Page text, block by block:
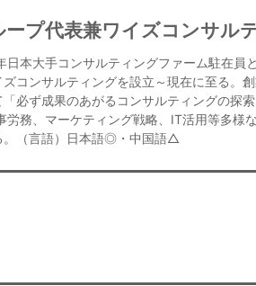
ープ代表兼ワイズコンサル
本大手コンサルティングファーム駐在員
ズコンサルティングを設立～現在に至る。
「必ず成果のあがるコンサルティングの探
労務、マーケティング戦略、IT活用等多様
。（言語）日本語◎・中国語△